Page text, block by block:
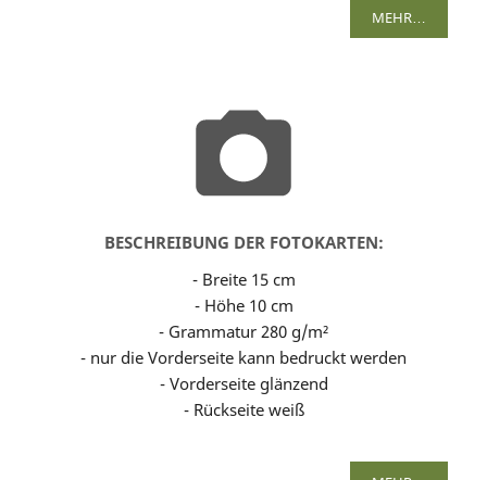
MEHR…
BESCHREIBUNG DER FOTOKARTEN:
- Breite 15 cm
- Höhe 10 cm
- Grammatur 280 g/m²
- nur die Vorderseite kann bedruckt werden
- Vorderseite glänzend
- Rückseite weiß